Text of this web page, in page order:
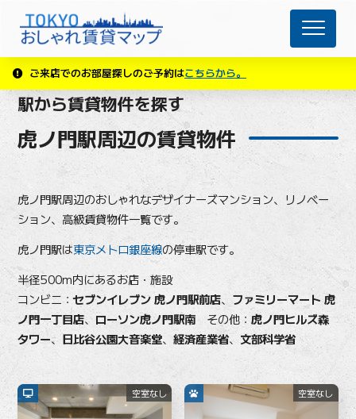
ご来店でのお部屋探しのご予約はこちらから。
駅から賃貸物件を探す
虎ノ門駅周辺の賃貸物件
虎ノ門駅周辺のおしゃれなデザイナーズマンション、リノベー
ション、高級賃貸物件一覧です。
虎ノ門駅は東京メトロ銀座線の停車駅です。
半径500m内にあるお店・施設
コンビニ：セブンイレブン 虎ノ門駅前店、 ファミリーマート 虎
ノ門一丁目店、ローソン虎ノ門駅南 その他：虎ノ門ヒルズ森
タワー、日比谷公園大音楽堂、経済産業省、 文部科学省
空室なし 空室なし